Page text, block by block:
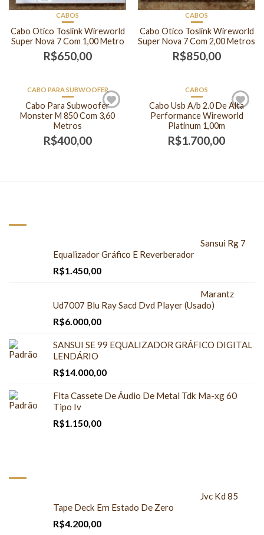
CABOS
Cabo Otico Toslink Wireworld
Super Nova 7 Com 1,00 Metro
R$650,00
CABOS
Cabo Otico Toslink Wireworld
Super Nova 7 Com 2,00 Metros
R$850,00
FORA DE ESTOQUE
CABO PARA SUBWOOFER
Cabo Para Subwoofer
Monster M 850 Com 3,60
Metros
R$400,00
FORA DE ESTOQUE
CABOS
Cabo Usb A/b 2.0 De Alta
Performance Wireworld
Platinum 1,00m
R$1.700,00
Sansui Rg 7
Equalizador Gráfico E Reverberador
R$1.450,00
Marantz
Ud7007 Blu Ray Sacd Dvd Player (Usado)
R$6.000,00
SANSUI SE 99 EQUALIZADOR GRÁFICO DIGITAL
LENDÁRIO
R$14.000,00
Fita Cassete De Áudio De Metal Tdk Ma-xg 60
Tipo Iv
R$1.150,00
Jvc Kd 85
Tape Deck Em Estado De Zero
R$4.200,00